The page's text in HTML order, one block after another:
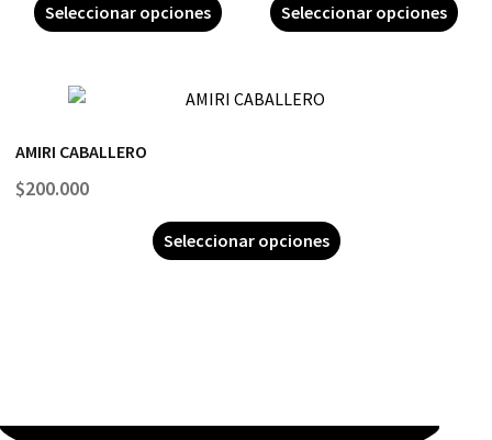
Seleccionar opciones Seleccionar opciones
AMIRI CABALLERO
$200.000
Seleccionar opciones